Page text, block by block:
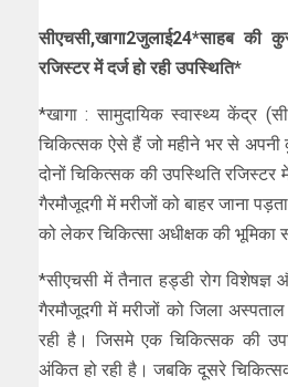
सीएचसी,खागा2जुलाई24*साहब की
रजिस्टर में दर्ज हो रही उपस्थिति*
*खागा : सामुदायिक स्वास्थ्य केंद्र
चिकित्सक ऐसे हैं जो महीने भर से अपनी
दोनों चिकित्सक की उपस्थिति रजिस्टर
गैरमौजूदगी में मरीजों को बाहर जाना
को लेकर चिकित्सा अधीक्षक की भूमिका
*सीएचसी में तैनात हड्डी रोग
गैरमौजूदगी में मरीजों को जिला
रही है। जिसमे एक चिकित्सक की
अंकित हो रही है। जबकि दूसरे